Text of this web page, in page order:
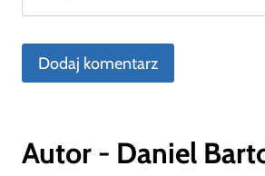
Autor - Daniel